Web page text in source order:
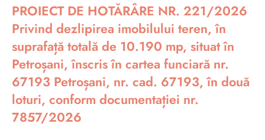
PROIECT DE HOTĂRÂRE NR. 221/2026
Privind dezlipirea imobilului teren, în
suprafață totală de 10.190 mp, situat în
Petroșani, înscris în cartea funciară nr.
67193 Petroșani, nr. cad. 67193, în două
loturi, conform documentației nr.
7857/2026